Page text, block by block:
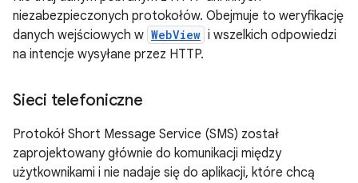
niezabezpieczonych protokołów. Obejmuje to weryfikację
danych wejściowych w WebView i wszelkich odpowiedzi
na intencje wysyłane przez HTTP.
Sieci telefoniczne
Protokół Short Message Service (SMS) został
zaprojektowany głównie do komunikacji między
użytkownikami i nie nadaje się do aplikacji, które chcą